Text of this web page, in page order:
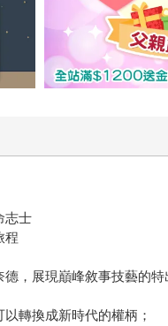
志士
程
德，展現巔峰敘事技藝的
轉換成新時代的權柄；